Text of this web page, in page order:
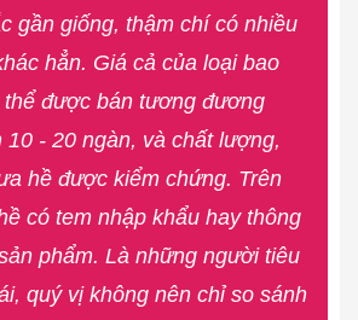
gần giống, thậm chí có nhiều
hẳn. Giá cả của loại bao
thể được bán tương đương
10 - 20 ngàn, và chất lượng,
hề được kiểm chứng. Trên
có tem nhập khẩu hay thông
phẩm. Là những người tiêu
quý vị không nên chỉ so sánh